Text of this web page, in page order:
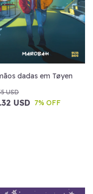
dadas em Tøyen
USD
USD
7% OFF